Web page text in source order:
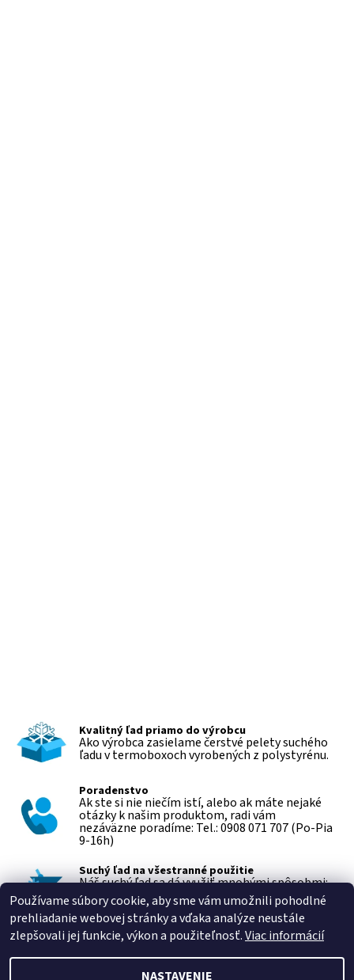
Kvalitný ľad priamo do výrobcu
Ako výrobca zasielame čerstvé pelety suchého
ľadu v termoboxoch vyrobených z polystyrénu.
Poradenstvo
Ak ste si nie niečím istí, alebo ak máte nejaké
otázky k našim produktom, radi vám
nezáväzne poradíme: Tel.: 0908 071 707 (Po-Pia
9-16h)
Suchý ľad na všestranné použitie
Náš suchý ľad sa dá využiť mnohými spôsobmi:
priemyselné čistenie, čistenie áut, v cateringu a
eventoch, efekty hmly a mnoho ďalších.
Používame súbory cookie, aby sme vám umožnili pohodlné
prehliadanie webovej stránky a vďaka analýze neustále
zlepšovali jej funkcie, výkon a použiteľnosť.Viac informácií
NASTAVENIE